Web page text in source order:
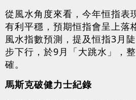
從風水角度來看，今年恒指表
有利平穩，預期恒指會呈上落
風水指數預測，提及恒指3月
步下行，於9月「大跳水」，
確。
馬斯克破健力士紀錄